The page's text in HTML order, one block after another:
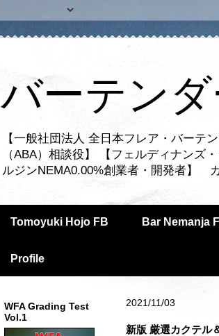
バーテン
【一般社団法人 全日本フレア・バーテ
（ABA）相談役】 【フェルディナンズ
ルジンNEMA0.00%創業者・開発者】
Tomoyuki Hojo FB Bar Nemanja
Profile
2021/11/03
新版 厳選カクテル
WFA Grading Test
Vol.1